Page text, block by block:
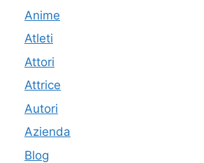
Anime
Atleti
Attori
Attrice
Autori
Azienda
Blog